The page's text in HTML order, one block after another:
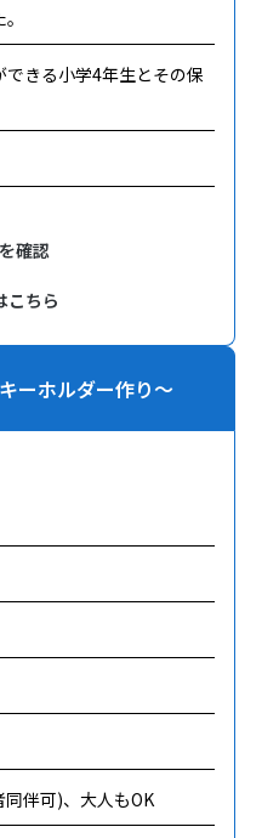
きる小学4年生とその保
確認
こちら
ーホルダー作り～
伴可)、大人もOK